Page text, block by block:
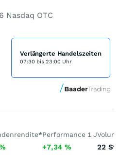
Nasdaq OTC
Verlängerte Handelszeiten
07:30 bis 23:00 Uhr
*Performance 1 J
+7,34 % 22 St.